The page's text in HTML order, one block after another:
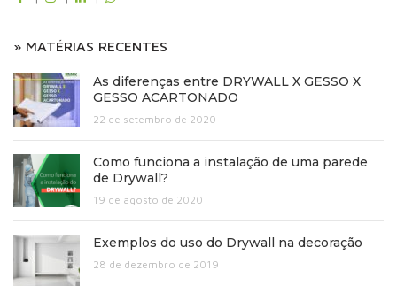
» MATÉRIAS RECENTES
As diferenças entre DRYWALL X GESSO X
GESSO ACARTONADO
22 de setembro de 2020
Como funciona a instalação de uma parede
de Drywall?
19 de agosto de 2020
Exemplos do uso do Drywall na decoração
28 de dezembro de 2019